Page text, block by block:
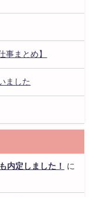
事まとめ】
ました
内定しました！
に